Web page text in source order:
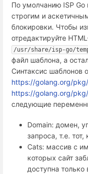
По умолчанию ISP
строгим и
блокировки. Чтобы
отредактируйте
/usr/share/isp-go/
файл шаблона, а
Синтаксис шаблонов
https://golang.org/
https://golang.org/
следующие
Domain: домен,
запроса, т.е.
Cats: массив с
которых сайт
доступна только